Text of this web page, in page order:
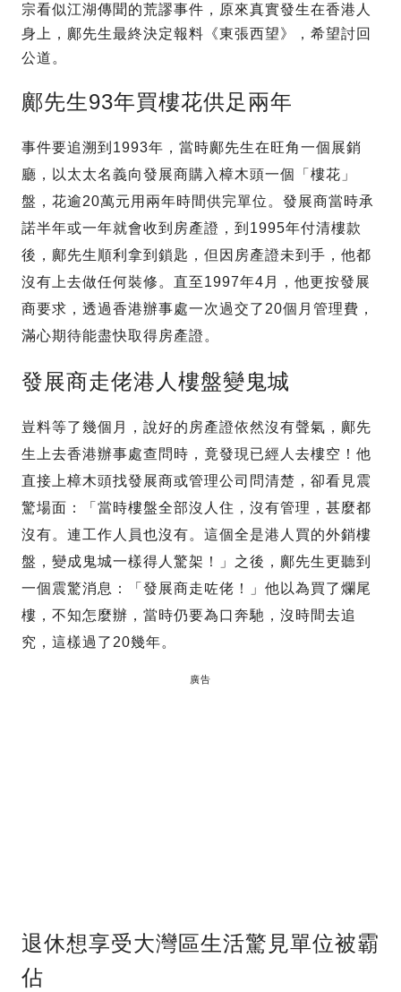
宗看似江湖傳聞的荒謬事件，原來真實發生在香港人
身上，鄺先生最終決定報料《東張西望》，希望討回
公道。
鄺先生93年買樓花供足兩年
事件要追溯到1993年，當時鄺先生在旺角一個展銷
廳，以太太名義向發展商購入樟木頭一個「樓花」
盤，花逾20萬元用兩年時間供完單位。發展商當時承
諾半年或一年就會收到房產證，到1995年付清樓款
後，鄺先生順利拿到鎖匙，但因房產證未到手，他都
沒有上去做任何裝修。直至1997年4月，他更按發展
商要求，透過香港辦事處一次過交了20個月管理費，
滿心期待能盡快取得房產證。
發展商走佬港人樓盤變鬼城
豈料等了幾個月，說好的房產證依然沒有聲氣，鄺先
生上去香港辦事處查問時，竟發現已經人去樓空！他
直接上樟木頭找發展商或管理公司問清楚，卻看見震
驚場面：「當時樓盤全部沒人住，沒有管理，甚麼都
沒有。連工作人員也沒有。這個全是港人買的外銷樓
盤，變成鬼城一樣得人驚架！」之後，鄺先生更聽到
一個震驚消息：「發展商走咗佬！」他以為買了爛尾
樓，不知怎麼辦，當時仍要為口奔馳，沒時間去追
究，這樣過了20幾年。
廣告
退休想享受大灣區生活驚見單位被霸
佔